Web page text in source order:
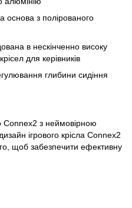
основа з полірованого
в нескінченно високу
для керівників
глибини сидіння
Connex2 з неймовірною
ігрового крісла Connex2
щоб забезпечити ефективну